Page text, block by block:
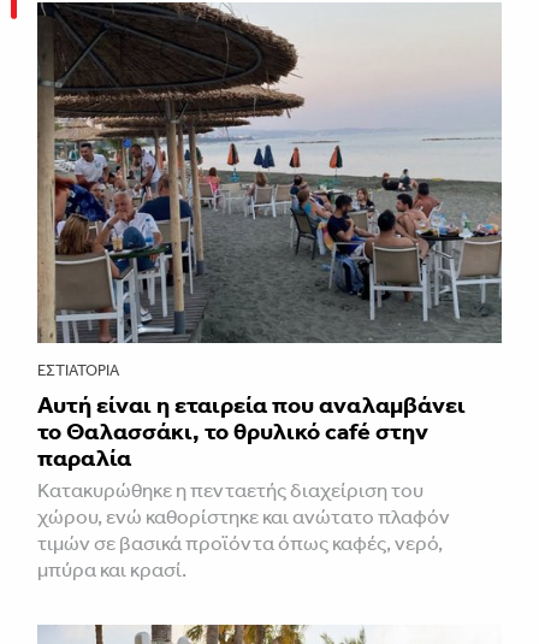
ΕΣΤΙΑΤΌΡΙΑ
Αυτή είναι η εταιρεία που αναλαμβάνει
το Θαλασσάκι, το θρυλικό café στην
παραλία
Κατακυρώθηκε η πενταετής διαχείριση του
χώρου, ενώ καθορίστηκε και ανώτατο πλαφόν
τιμών σε βασικά προϊόντα όπως καφές, νερό,
μπύρα και κρασί.